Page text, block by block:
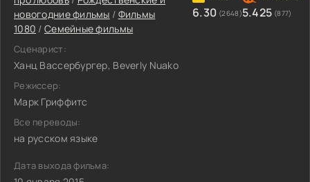
новогодние фильмы / Фильмы
1080 / Семейные фильмы
Сценарист:
Ханц Вассербургер, Beverly Nuako
Режиссер:
Марк Гриффитс
Все переводы:
на русском языке
6.30 (2648)5.425 (877)
Дата выхода фильма: